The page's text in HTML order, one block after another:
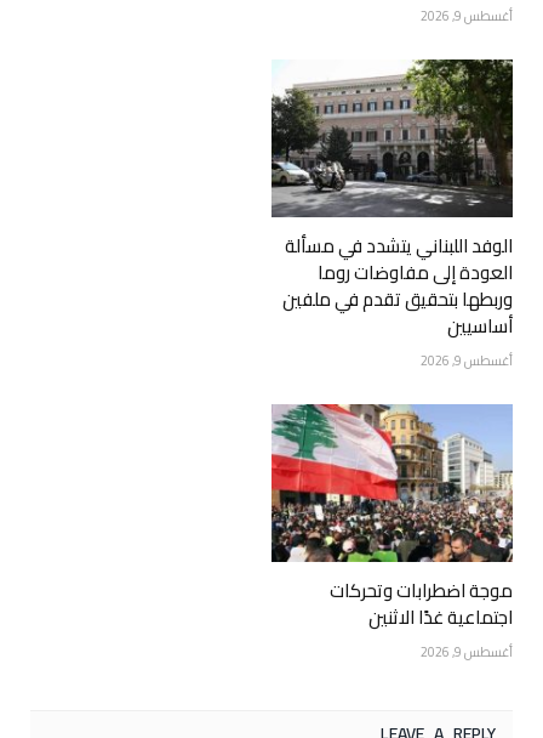
أغسطس 9, 2026
الوفد اللبناني يتشدد في مسألة
العودة إلى مفاوضات روما
وربطها بتحقيق تقدم في ملفين
أساسيين
أغسطس 9, 2026
موجة اضطرابات وتحركات
اجتماعية غدًا الاثنين
أغسطس 9, 2026